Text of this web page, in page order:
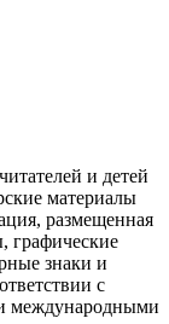
и детей
материалы
размещенная
графические
знаки и
с
международными